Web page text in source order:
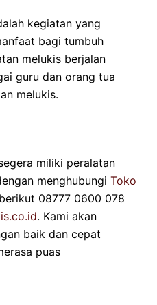
kegiatan yang
bagi tumbuh
melukis berjalan
guru dan orang tua
melukis.
miliki peralatan
menghubungi Toko
08777 0600 078
. Kami akan
baik dan cepat
puas